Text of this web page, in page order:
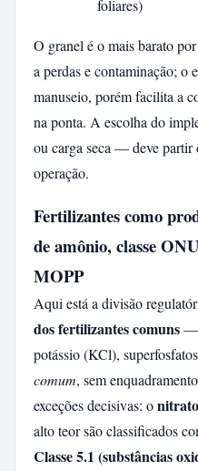
foliares)
O granel é o mais barato
a perdas e contaminação; o
manuseio, porém facilita a
na ponta. A escolha do
ou carga seca — deve partir
operação.
Fertilizantes como
de amônio, classe
MOPP
Aqui está a divisão
dos fertilizantes comuns—
potássio (KCl),
comum, sem
exceções decisivas: o
alto teor são classificados
Classe 5.1 (substâncias